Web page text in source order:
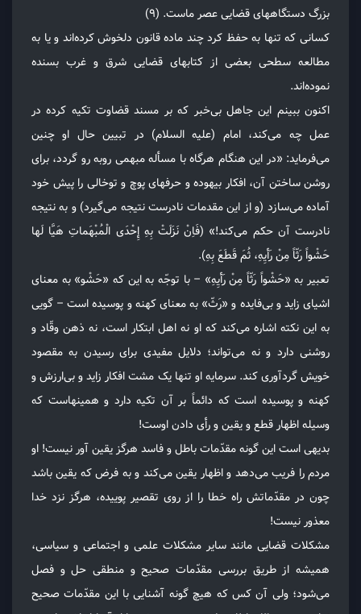
بزرگ دستگاههای قضایی عصر ماست. (۹)
کسانی که تنها به حفظ کرد چند ماده قانون دلخوش کرده‌اند و یا به
مطالعه سطحی بعضی از کتابهای قضایی شرق و غرب بسنده
نموده‌اند.
اکنون ببینم این جاهل بی‌خبر که بر مسند قضاوت تکیه کرده در
عمل چه می‌کند، امام (علیه السلام) در تبیین حال او چنین
می‌فرماید: «در این هنگام هرگاه با مسأله مبهمی روبه رو گردد، برای
روشن ساختن آن، افکار بیهوده و حرفهای پوچ و توخالی را پیش خود
آماده می‌سازد (و از این مقدمات نادرست نتیجه می‌گیرد) و به نتیجه
نادرست آن حکم می‌کند!» (فَاِنْ نَزَلَتْ بِهِ إِحْدَی الْمُبْهَماتِ هَیَّا لَها
حَشْواً رَثّاً مِنْ رَأیِهِ، ثُمَ قَطَعَ بِهِ).
تعبیر به «حَشْواً رَثّاً مِنْ رَأیِهِ» – با توجّه به این که «حَشْو» به معنای
اشیای زاید و بی‌فایده و «رَثّ» به معنای کهنه و پوسیده است – گویی
به این نکته اشاره می‌کند که او نه اهل ابتکار است، نه ذهن وقّاد و
روشنی دارد و نه می‌تواند؛ دلایل مفیدی برای رسیدن به مقصود
خویش گردآوری کند. سرمایه او تنها یک مشت افکار زاید و بی‌ارزش و
کهنه و پوسیده است که دائماً بر آن تکیه دارد و همینهاست که
وسیله اظهار قطع و یقین و رأی دادن اوست!
بدیهی است این گونه مقدّمات باطل و فاسد هرگز یقین آور نیست! او
مردم را فریب می‌دهد و اظهار یقین می‌کند و به فرض که یقین باشد
چون در مقدّماتش راه خطا را از روی تقصیر پوییده، هرگز نزد خدا
معذور نیست!
مشکلات قضایی مانند سایر مشکلات علمی و اجتماعی و سیاسی،
همیشه از طریق بررسی مقدّمات صحیح و منطقی حل و فصل
می‌شود؛ ولی آن کس که هیچ گونه آشنایی با این مقدّمات صحیح